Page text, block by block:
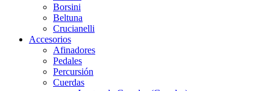
Borsini
Beltuna
Crucianelli
Accesorios
Afinadores
Pedales
Percursión
Cuerdas